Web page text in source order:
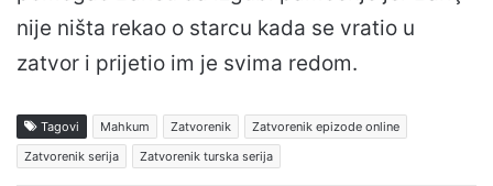
nije ništa rekao o starcu kada se vratio u
zatvor i prijetio im je svima redom.
Tagovi Mahkum Zatvorenik
Zatvorenik epizode online
Zatvorenik serija
Zatvorenik turska serija